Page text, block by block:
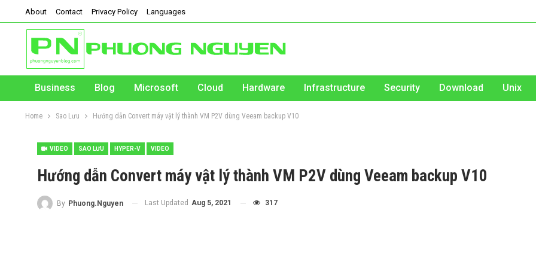
About Contact Privacy Policy Languages
Business Blog Microsoft Cloud Hardware Infrastructure Security Download Unix
Home Sao Lưu Hướng dẫn Convert máy vật lý thành VM P2V dùng Veeam backup V10
VIDEO SAO LƯU HYPER-V VIDEO
Hướng dẫn Convert máy vật lý thành VM P2V dùng Veeam backup V10
By Phuong.Nguyen Last Updated Aug 5, 2021 317